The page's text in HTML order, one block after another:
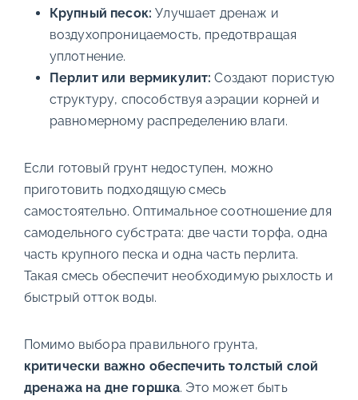
Крупный песок: Улучшает дренаж и
воздухопроницаемость, предотвращая
уплотнение.
Перлит или вермикулит: Создают пористую
структуру, способствуя аэрации корней и
равномерному распределению влаги.
Если готовый грунт недоступен, можно
приготовить подходящую смесь
самостоятельно. Оптимальное соотношение для
самодельного субстрата: две части торфа, одна
часть крупного песка и одна часть перлита.
Такая смесь обеспечит необходимую рыхлость и
быстрый отток воды.
Помимо выбора правильного грунта,
критически важно обеспечить толстый слой
дренажа на дне горшка. Это может быть